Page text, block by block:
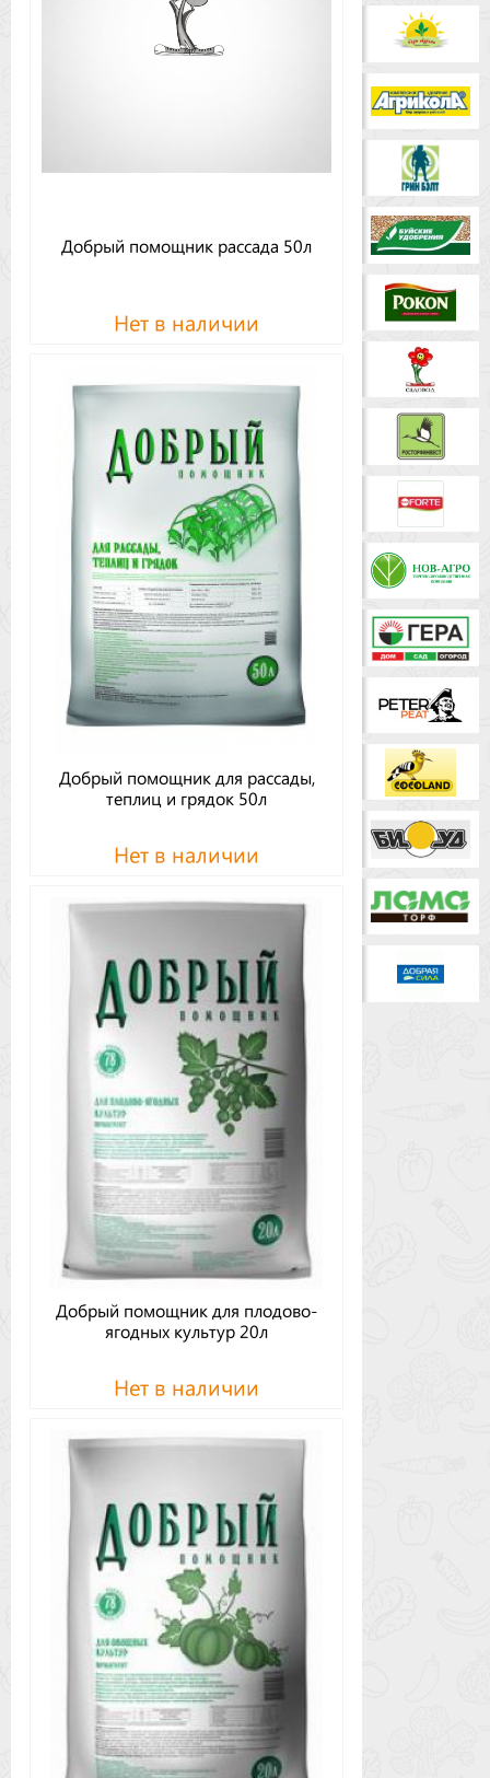
Добрый помощник рассада 50л
Нет в наличии
Добрый помощник для рассады,
теплиц и грядок 50л
Нет в наличии
Добрый помощник для плодово-
ягодных культур 20л
Нет в наличии